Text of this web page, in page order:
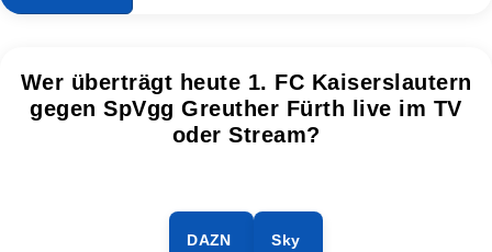
Wer überträgt heute 1. FC Kaiserslautern
gegen SpVgg Greuther Fürth live im TV
oder Stream?
DAZN Sky